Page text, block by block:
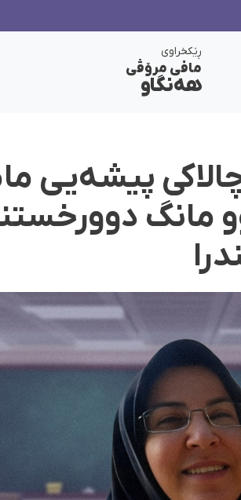
ڕێکخراوی
مافی مرۆڤی
هەنگاو
پیشەیی
مانگ